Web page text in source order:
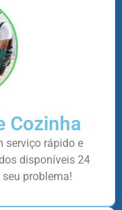
Cozinha
serviço rápido e
disponíveis 24
problema!